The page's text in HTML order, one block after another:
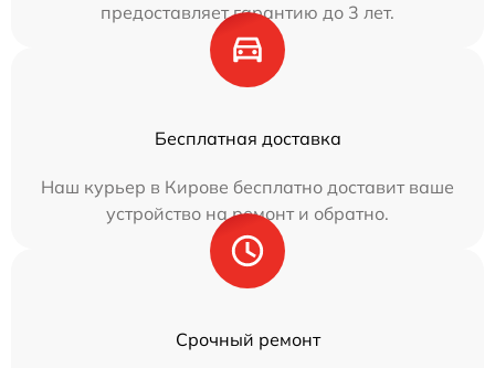
предоставляет гарантию до 3 лет.
Бесплатная доставка
Наш курьер в Кирове бесплатно доставит ваше
устройство на ремонт и обратно.
Срочный ремонт